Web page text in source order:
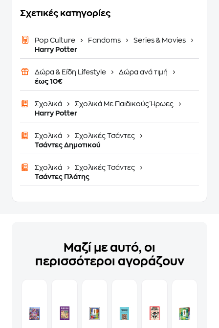
Σχετικές κατηγορίες
Pop Culture Fandoms
Series & Movies
Harry Potter
Δώρα & Είδη Lifestyle
Δώρα ανά τιμή
έως 10€
Σχολικά
Σχολικά Με Παιδικούς Ήρωες
Harry Potter
Σχολικά
Σχολικές Τσάντες
Τσάντες Δημοτικού
Σχολικά
Σχολικές Τσάντες
Τσάντες Πλάτης
Μαζί με αυτό, οι
περισσότεροι αγοράζουν